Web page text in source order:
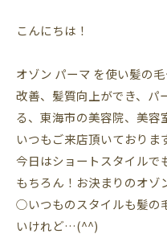
こんにちは！
オゾン パーマ を使い髪の
改善、髪質向上ができ、パ
る、東海市の美容院、美容
いつもご来店頂いておりま
今日はショートスタイル
もちろん！お決まりのオゾ
○いつものスタイルも髪の
いけれど…(^^)